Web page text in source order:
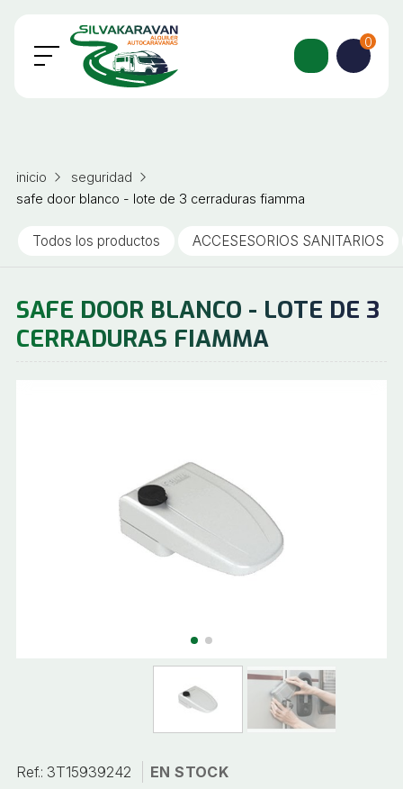
0
inicio
seguridad
safe door blanco - lote de 3 cerraduras fiamma
Todos los productos ACCESESORIOS SANITARIOS
SAFE DOOR BLANCO - LOTE DE 3
CERRADURAS FIAMMA
Ref.: 3T15939242 EN STOCK